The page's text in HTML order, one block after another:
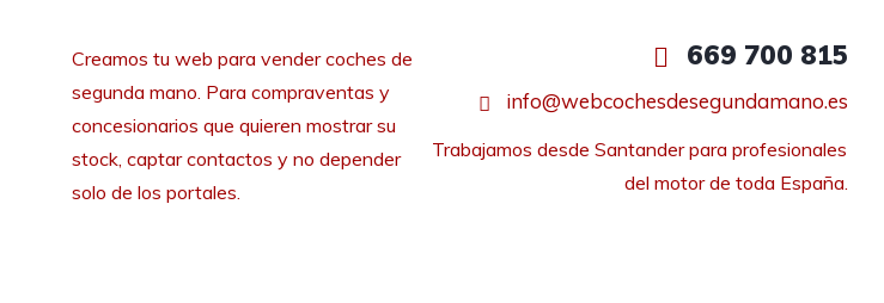
Creamos tu web para vender coches de
segunda mano. Para compraventas y
concesionarios que quieren mostrar su
stock, captar contactos y no depender
solo de los portales.
669 700 815
info@webcochesdesegundamano.es
Trabajamos desde Santander para profesionales
del motor de toda España.